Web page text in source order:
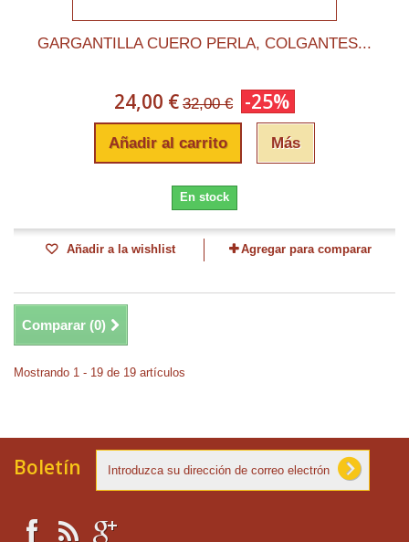
GARGANTILLA CUERO PERLA, COLGANTES...
24,00 € 32,00 € -25%
Añadir al carrito Más
En stock
Añadir a la wishlist Agregar para comparar
Comparar (0)
Mostrando 1 - 19 de 19 artículos
Boletín